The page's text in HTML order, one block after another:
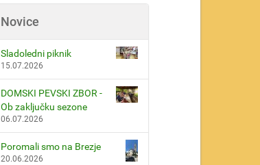
Novice
Sladoledni piknik
15.07.2026
DOMSKI PEVSKI ZBOR -
Ob zaključku sezone
06.07.2026
Poromali smo na Brezje
20.06.2026